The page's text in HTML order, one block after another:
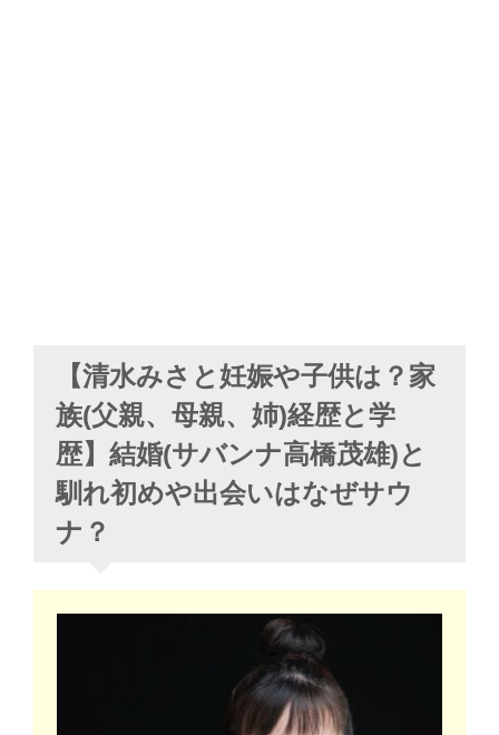
【清水みさと妊娠や子供は？家
族(父親、母親、姉)経歴と学
歴】結婚(サバンナ高橋茂雄)と
馴れ初めや出会いはなぜサウ
ナ？